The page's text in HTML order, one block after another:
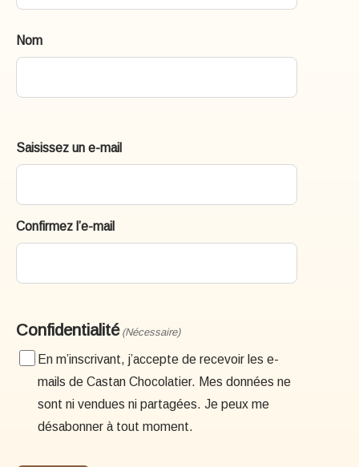
Nom
E-
mail
Saisissez un e-mail
Confirmez l’e-mail
Confidentialité (Nécessaire)
En m’inscrivant, j’accepte de recevoir les e-
mails de Castan Chocolatier. Mes données ne
sont ni vendues ni partagées. Je peux me
désabonner à tout moment.